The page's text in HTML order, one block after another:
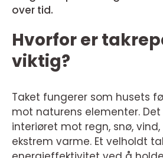
over tid.
Hvorfor er
viktig?
Taket fungerer som husets
mot naturens elementer.
interiøret mot regn, snø,
ekstrem varme. Et velholdt